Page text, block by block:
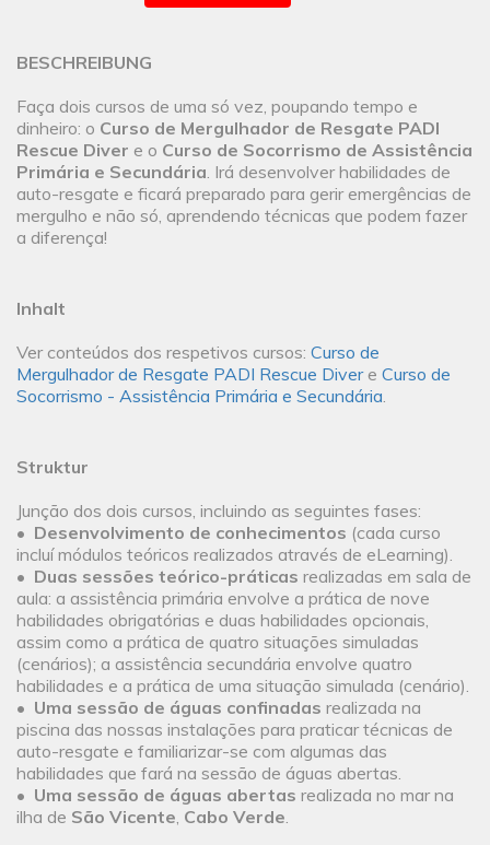
BESCHREIBUNG
Faça dois cursos de uma só vez, poupando tempo e
dinheiro: o Curso de Mergulhador de Resgate PADI
Rescue Diver e o Curso de Socorrismo de Assistência
Primária e Secundária. Irá desenvolver habilidades de
auto-resgate e ficará preparado para gerir emergências de
mergulho e não só, aprendendo técnicas que podem fazer
a diferença!
Inhalt
Ver conteúdos dos respetivos cursos: Curso de
Mergulhador de Resgate PADI Rescue Divere Curso de
Socorrismo - Assistência Primária e Secundária.
Struktur
Junção dos dois cursos, incluindo as seguintes fases:
• Desenvolvimento de conhecimentos (cada curso
incluí módulos teóricos realizados através de eLearning).
• Duas sessões teórico-práticas realizadas em sala de
aula: a assistência primária envolve a prática de nove
habilidades obrigatórias e duas habilidades opcionais,
assim como a prática de quatro situações simuladas
(cenários); a assistência secundária envolve quatro
habilidades e a prática de uma situação simulada (cenário).
• Uma sessão de águas confinadas realizada na
piscina das nossas instalações para praticar técnicas de
auto-resgate e familiarizar-se com algumas das
habilidades que fará na sessão de águas abertas.
• Uma sessão de águas abertas realizada no mar na
ilha de São Vicente, Cabo Verde.